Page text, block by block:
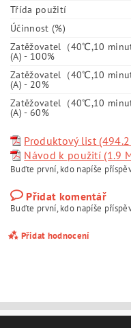
Třída použití
Účinnost (%)
Zatěžovatel（40℃,10 minut
(A) - 100%
Zatěžovatel（40℃,10 minut
(A) - 20%
Zatěžovatel（40℃,10 minut
(A) - 60%
Produktový list (494.2
Návod k použití (1.9
Buďte první, kdo napíše
Přidat komentář
Buďte první, kdo napíše
Přidat hodnocení